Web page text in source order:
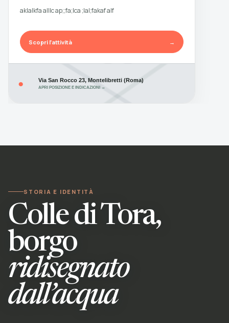
aklalkfa alllc ap;;fa;lca ;lal;fakaf alf
Scopri l’attività →
● Via San Rocco 23, Montelibretti (Roma)
APRI POSIZIONE E INDICAZIONI →
STORIA E IDENTITÀ
Colle di Tora,
borgo
ridisegnato
dall’acqua